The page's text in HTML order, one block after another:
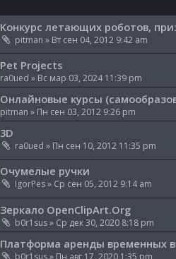
Конкурс летающих роботов,
pitman » Вт сен 04, 2012 9:42 am
Pet Projects
ra0ued » Вс мар 03, 2024 11:39 pm
Онлайновые курсы
pitman » Пн сен 03, 2012 9:26 pm
3D
ra0ued » Пн сен 10, 2012 11:35 pm
Очумелые ручки
IgorPes» Ср сен 05, 2012 9:14 am
Зеркало OpenClipArt.Org
b0r1sus» Ср дек 30, 2020 8:18 pm
Платформа аренды временных
b0r1sus» Пн авг 17, 2020 1:35 pm